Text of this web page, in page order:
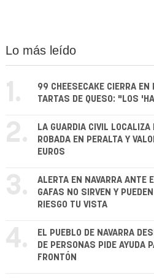
Lo más leído
1.
99 CHEESECAKE CIERRA
TARTAS DE QUESO: "LOS
2.
LA GUARDIA CIVIL
ROBADA EN PERALTA Y
EUROS
3.
ALERTA EN NAVARRA ANTE
GAFAS NO SIRVEN Y
RIESGO TU VISTA
4.
EL PUEBLO DE NAVARRA
DE PERSONAS PIDE AYUDA
FRONTÓN